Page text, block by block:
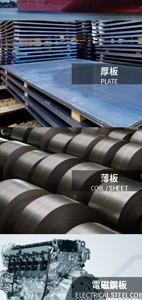
厚板
PLATE
薄板
COIL / SHEET
電磁鋼板
ELECTRICAL STEEL COIL